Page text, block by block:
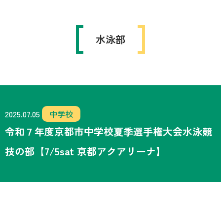
水泳部
2025.07.05 中学校
令和７年度京都市中学校夏季選手権大会水泳競
技の部【7/5sat 京都アクアリーナ】